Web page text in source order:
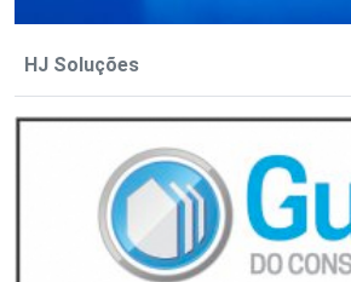
HJ Soluções